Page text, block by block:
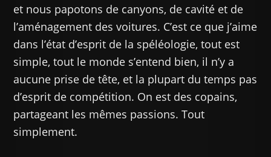
et nous papotons de canyons, de cavité et de
l’aménagement des voitures. C’est ce que j’aime
dans l’état d’esprit de la spéléologie, tout est
simple, tout le monde s’entend bien, il n’y a
aucune prise de tête, et la plupart du temps pas
d’esprit de compétition. On est des copains,
partageant les mêmes passions. Tout
simplement.